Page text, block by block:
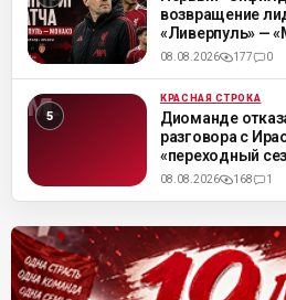
возвращение
«Ливерпуль» —
08.08.2026 177 0
ML КРАСНАЯ СТРОКА
Диоманде
разговора с
«переходный
08.08.2026 168 1